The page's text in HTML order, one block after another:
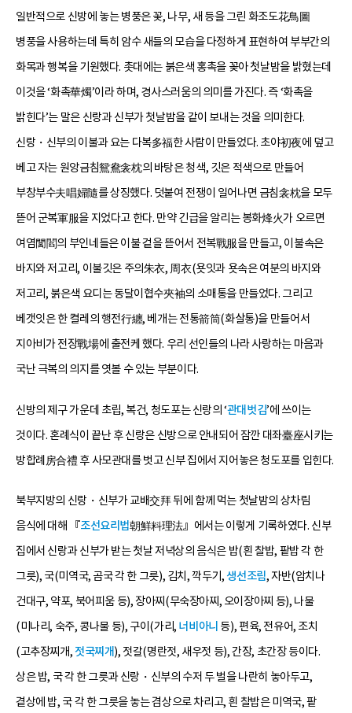
일반적으로 신방에 놓는 병풍은 꽃, 나무, 새 등을 그린 화조도花鳥圖
병풍을 사용하는데 특히 암수 새들의 모습을 다정하게 표현하여 부부간의
화목과 행복을 기원했다. 촛대에는 붉은색 홍촉을 꽂아 첫날밤을 밝혔는데
이것을 ‘화촉華燭’이라 하며, 경사스러움의 의미를 가진다. 즉 ‘화촉을
밝힌다’는 말은 신랑과 신부가 첫날밤을 같이 보내는 것을 의미한다.
신랑・신부의 이불과 요는 다복多福한 사람이 만들었다. 초야初夜에 덮고
베고 자는 원앙금침鴛鴦衾枕의 바탕은 청색, 깃은 적색으로 만들어
부창부수夫唱婦隨를 상징했다. 덧붙여 전쟁이 일어나면 금침衾枕을 모두
뜯어 군복軍服을 지었다고 한다. 만약 긴급을 알리는 봉화烽火가 오르면
여염閭閻의 부인네들은 이불 겉을 뜯어서 전복戰服을 만들고, 이불속은
바지와 저고리, 이불깃은 주의朱衣, 周衣(욧잇과 욧속은 여분의 바지와
저고리, 붉은색 요디는 동달이협수夾袖의 소매통을 만들었다. 그리고
베갯잇은 한 켤레의 행전行纏, 베개는 전통箭筒(화살통)을 만들어서
지아비가 전장戰場에 출전케 했다. 우리 선인들의 나라 사랑하는 마음과
국난 극복의 의지를 엿볼 수 있는 부분이다.
신방의 제구 가운데 초립, 복건, 청도포는 신랑의 ‘관대벗김’에 쓰이는
것이다. 혼례식이 끝난 후 신랑은 신방으로 안내되어 잠깐 대좌臺座시키는
방합례房合禮 후 사모관대를 벗고 신부 집에서 지어놓은 청도포를 입힌다.
북부지방의 신랑・신부가 교배交拜 뒤에 함께 먹는 첫날밤의 상차림
음식에 대해 『조선요리법朝鮮料理法』에서는 이렇게 기록하였다. 신부
집에서 신랑과 신부가 받는 첫날 저녁상의 음식은 밥(흰 찰밥, 팥밥 각 한
그릇), 국(미역국, 곰국 각 한 그릇), 김치, 깍두기,생선조림, 자반(암치나
건대구, 약포, 북어피움 등), 장아찌(무숙장아찌, 오이장아찌 등), 나물
(미나리, 숙주, 콩나물 등), 구이(가리, 너비아니 등), 편육, 전유어, 조치
(고추장찌개,젓국찌개), 젓갈(명란젓, 새우젓 등), 간장, 초간장 등이다.
상은 밥, 국 각 한 그릇과 신랑・신부의 수저 두 벌을 나란히 놓아두고,
곁상에 밥, 국 각 한 그릇을 놓는 겸상으로 차리고, 흰 찰밥은 미역국, 팥